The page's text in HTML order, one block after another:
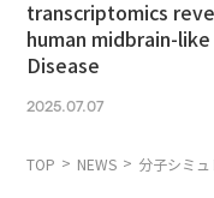
transcriptomics
human midbrain-
Disease
2025.07.07
TOP NEWS 分子シミ